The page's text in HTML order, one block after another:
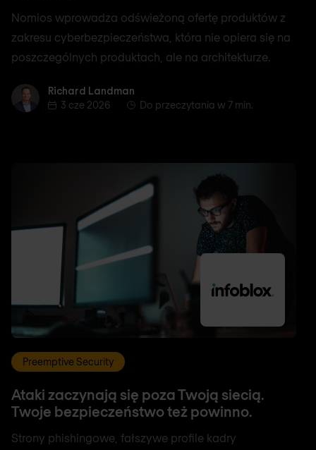
Nomios wprowadza odświeżoną ofertę produktów z
zakresu cyberbezpieczeństwa, która nie opiera się na
poszczególnych produktach, ale na architekturze.
Richard Landman
Richard Landman
3 cze 2026
Do przeczytania w 7 min.
Preemptive Security
Ataki zaczynają się poza Twoją siecią.
Twoje bezpieczeństwo też powinno.
Strony phishingowe, fałszywe profile kadry